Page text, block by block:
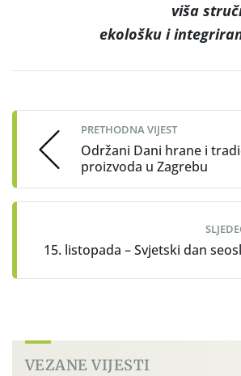
viša
ekološku i
navigation
PRETHODNA VIJEST
Održani Dani hrane i
proizvoda u Zagrebu
15. listopada – Svjetski dan
VEZANE VIJESTI